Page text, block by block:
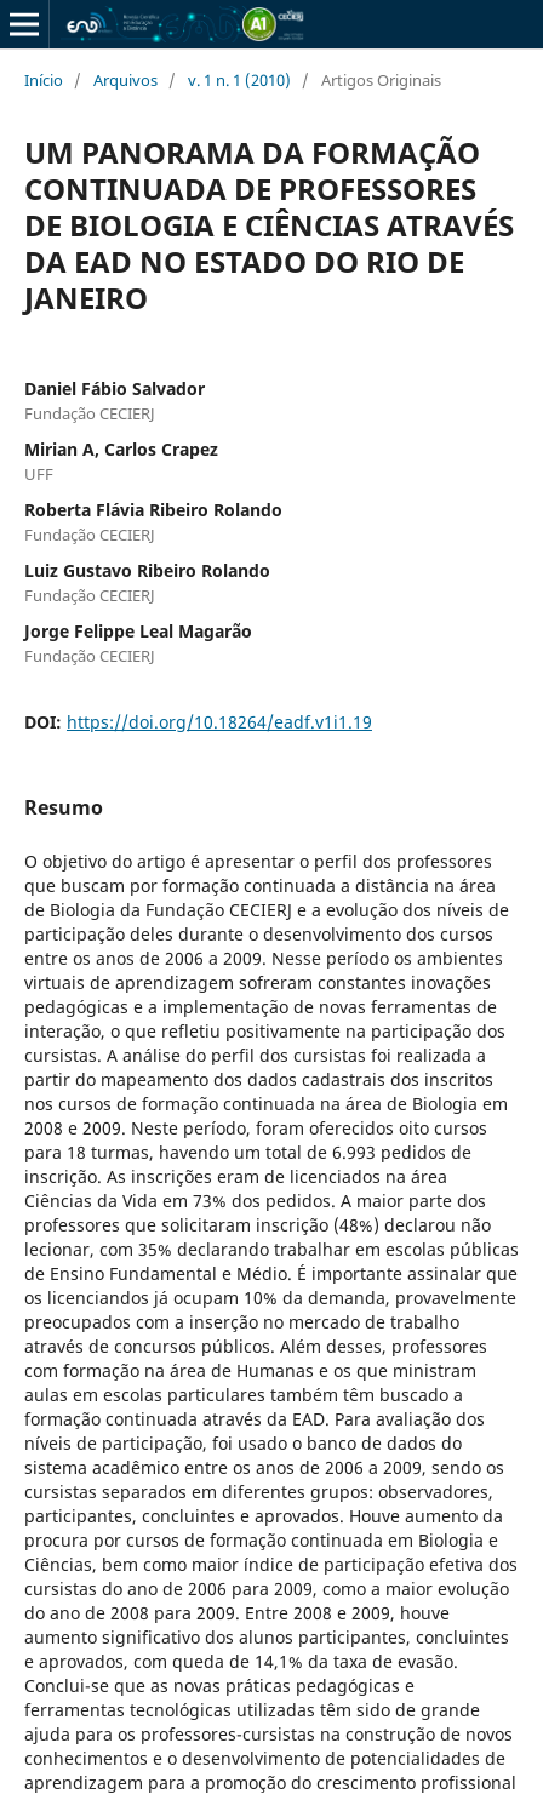
Início / Arquivos / v. 1 n. 1 (2010) / Artigos Originais
UM PANORAMA DA FORMAÇÃO
CONTINUADA DE PROFESSORES
DE BIOLOGIA E CIÊNCIAS ATRAVÉS
DA EAD NO ESTADO DO RIO DE
JANEIRO
Daniel Fábio Salvador
Fundação CECIERJ
Mirian A, Carlos Crapez
UFF
Roberta Flávia Ribeiro Rolando
Fundação CECIERJ
Luiz Gustavo Ribeiro Rolando
Fundação CECIERJ
Jorge Felippe Leal Magarão
Fundação CECIERJ
DOI: https://doi.org/10.18264/eadf.v1i1.19
Resumo
O objetivo do artigo é apresentar o perfil dos professores
que buscam por formação continuada a distância na área
de Biologia da Fundação CECIERJ e a evolução dos níveis de
participação deles durante o desenvolvimento dos cursos
entre os anos de 2006 a 2009. Nesse período os ambientes
virtuais de aprendizagem sofreram constantes inovações
pedagógicas e a implementação de novas ferramentas de
interação, o que refletiu positivamente na participação dos
cursistas. A análise do perfil dos cursistas foi realizada a
partir do mapeamento dos dados cadastrais dos inscritos
nos cursos de formação continuada na área de Biologia em
2008 e 2009. Neste período, foram oferecidos oito cursos
para 18 turmas, havendo um total de 6.993 pedidos de
inscrição. As inscrições eram de licenciados na área
Ciências da Vida em 73% dos pedidos. A maior parte dos
professores que solicitaram inscrição (48%) declarou não
lecionar, com 35% declarando trabalhar em escolas públicas
de Ensino Fundamental e Médio. É importante assinalar que
os licenciandos já ocupam 10% da demanda, provavelmente
preocupados com a inserção no mercado de trabalho
através de concursos públicos. Além desses, professores
com formação na área de Humanas e os que ministram
aulas em escolas particulares também têm buscado a
formação continuada através da EAD. Para avaliação dos
níveis de participação, foi usado o banco de dados do
sistema acadêmico entre os anos de 2006 a 2009, sendo os
cursistas separados em diferentes grupos: observadores,
participantes, concluintes e aprovados. Houve aumento da
procura por cursos de formação continuada em Biologia e
Ciências, bem como maior índice de participação efetiva dos
cursistas do ano de 2006 para 2009, como a maior evolução
do ano de 2008 para 2009. Entre 2008 e 2009, houve
aumento significativo dos alunos participantes, concluintes
e aprovados, com queda de 14,1% da taxa de evasão.
Conclui-se que as novas práticas pedagógicas e
ferramentas tecnológicas utilizadas têm sido de grande
ajuda para os professores-cursistas na construção de novos
conhecimentos e o desenvolvimento de potencialidades de
aprendizagem para a promoção do crescimento profissional